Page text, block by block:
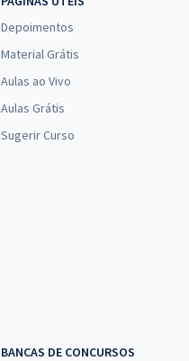
Depoimentos
Material Grátis
Aulas ao Vivo
Aulas Grátis
Sugerir Curso
BANCAS DE CONCURSOS